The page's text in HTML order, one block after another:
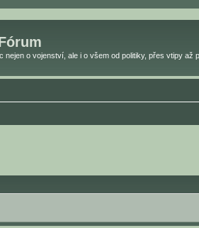
nejen o vojenství, ale i o všem od politiky, přes vtipy až